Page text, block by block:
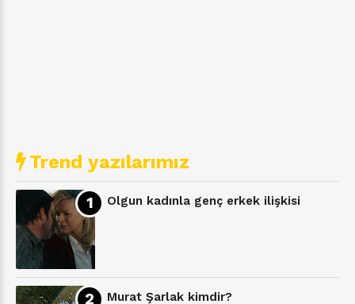
Trend yazılarımız
Olgun kadınla genç erkek ilişkisi
Murat Şarlak kimdir?